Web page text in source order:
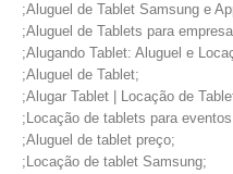
;Aluguel de Tablet Samsung e
;Aluguel de Tablets para
;Alugando Tablet: Aluguel e
;Aluguel de Tablet;
;Alugar Tablet | Locação de
;Locação de tablets para
;Aluguel de tablet preço;
;Locação de tablet Samsung;